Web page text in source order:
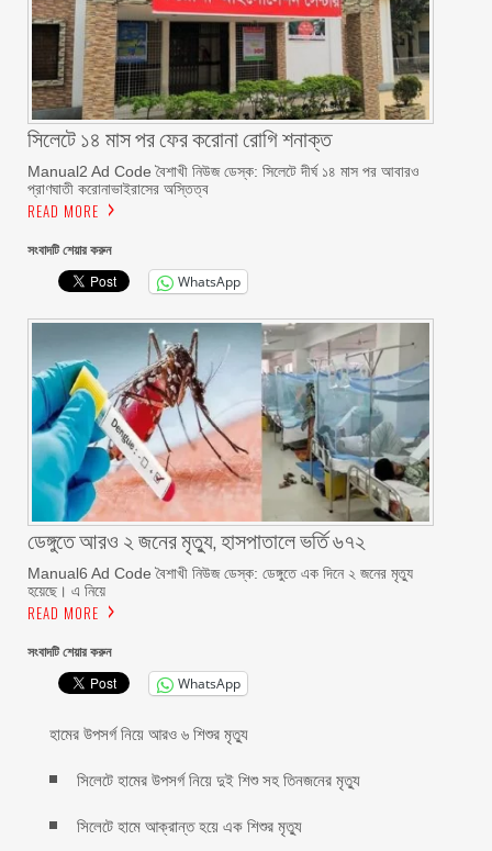
সিলেটে ১৪ মাস পর ফের করোনা রোগি শনাক্ত
Manual2 Ad Code বৈশাখী নিউজ ডেস্ক: সিলেটে দীর্ঘ ১৪ মাস পর আবারও
প্রাণঘাতী করোনাভাইরাসের অস্তিত্ব
READ MORE
সংবাদটি শেয়ার করুন
WhatsApp
ডেঙ্গুতে আরও ২ জনের মৃত্যু, হাসপাতালে ভর্তি ৬৭২
Manual6 Ad Code বৈশাখী নিউজ ডেস্ক: ডেঙ্গুতে এক দিনে ২ জনের মৃত্যু
হয়েছে। এ নিয়ে
READ MORE
সংবাদটি শেয়ার করুন
WhatsApp
হামের উপসর্গ নিয়ে আরও ৬ শিশুর মৃত্যু
সিলেটে হামের উপসর্গ নিয়ে দুই শিশু সহ তিনজনের মৃত্যু
সিলেটে হামে আক্রান্ত হয়ে এক শিশুর মৃত্যু